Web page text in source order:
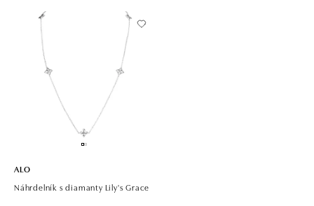
ALO
Náhrdelník s diamanty Lily's Grace